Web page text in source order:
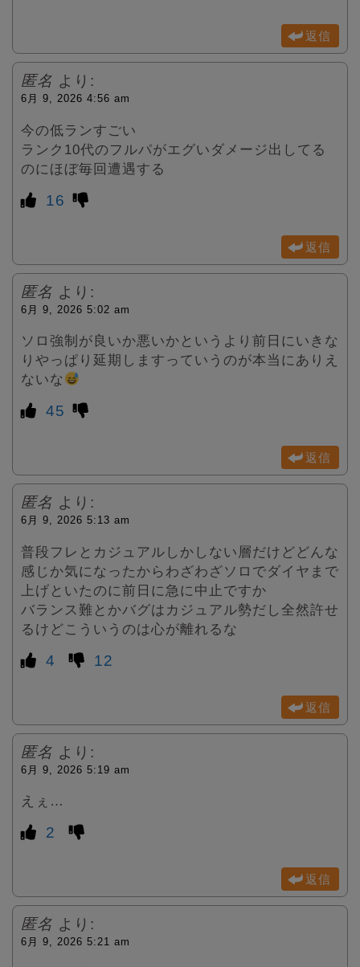
返信
匿名 より:
6月 9, 2026 4:56 am
今の低ランすごい
ランク10代のフルパがエグいダメージ出してる
のにほぼ毎回遭遇する
16
返信
匿名 より:
6月 9, 2026 5:02 am
ソロ強制が良いか悪いかというより前日にいきな
りやっぱり延期しますっていうのが本当にありえ
ないな
45
返信
匿名 より:
6月 9, 2026 5:13 am
普段フレとカジュアルしかしない層だけどどんな
感じか気になったからわざわざソロでダイヤまで
上げといたのに前日に急に中止ですか
バランス難とかバグはカジュアル勢だし全然許せ
るけどこういうのは心が離れるな
4 12
返信
匿名 より:
6月 9, 2026 5:19 am
えぇ…
2
返信
匿名 より:
6月 9, 2026 5:21 am